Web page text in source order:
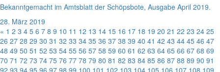
Bekanntgemacht im Amtsblatt der Schöpsbote, Ausgabe April 2019.
28. März 2019
« 1 2 3 4 5 6 7 8 9 10 11 12 13 14 15 16 17 18 19 20 21 22 23 24 25
26 27 28 29 30 31 32 33 34 35 36 37 38 39 40 41 42 43 44 45 46 47
48 49 50 51 52 53 54 55 56 57 58 59 60 61 62 63 64 65 66 67 68 69
70 71 72 73 74 75 76 77 78 79 80 81 82 83 84 85 86 87 88 89 90 91